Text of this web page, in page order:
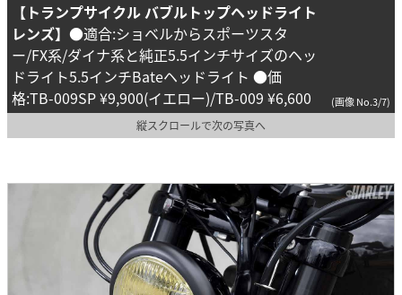
【トランプサイクル バブルトップヘッドライト
レンズ】 ●適合:ショベルからスポーツスタ
ー/FX系/ダイナ系と純正5.5インチサイズのヘッ
ドライト5.5インチBateヘッドライト ●価
格:TB-009SP ¥9,900(イエロー)/TB-009 ¥6,600
(画像 No.3/7)
縦スクロールで次の写真へ